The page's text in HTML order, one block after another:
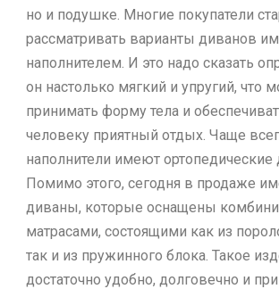
но и подушке. Многие покупатели
рассматривать варианты диванов
наполнителем. И это надо сказать
он настолько мягкий и упругий, что
принимать форму тела и
человеку приятный отдых. Чаще
наполнители имеют ортопедические
Помимо этого, сегодня в продаже
диваны, которые оснащены
матрасами, состоящими как из
так и из пружинного блока. Такое
достаточно удобно, долговечно и